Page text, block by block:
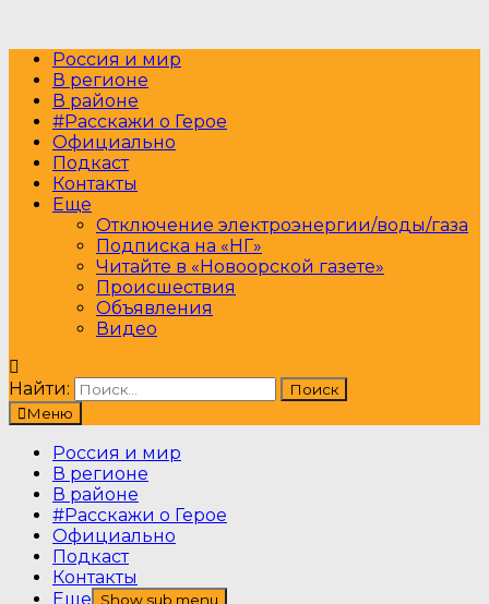
Россия и мир
В регионе
В районе
#Расскажи о Герое
Официально
Подкаст
Контакты
Еще
Отключение электроэнергии/воды/газа
Подписка на «НГ»
Читайте в «Новоорской газете»
Происшествия
Объявления
Видео
Найти:
Меню
Россия и мир
В регионе
В районе
#Расскажи о Герое
Официально
Подкаст
Контакты
Еще
Show sub menu